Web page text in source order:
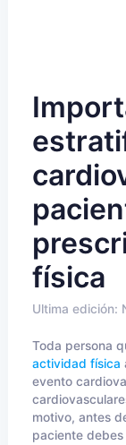
física
Ultima edición:
Toda persona
actividad física
evento
motivo, antes
paciente